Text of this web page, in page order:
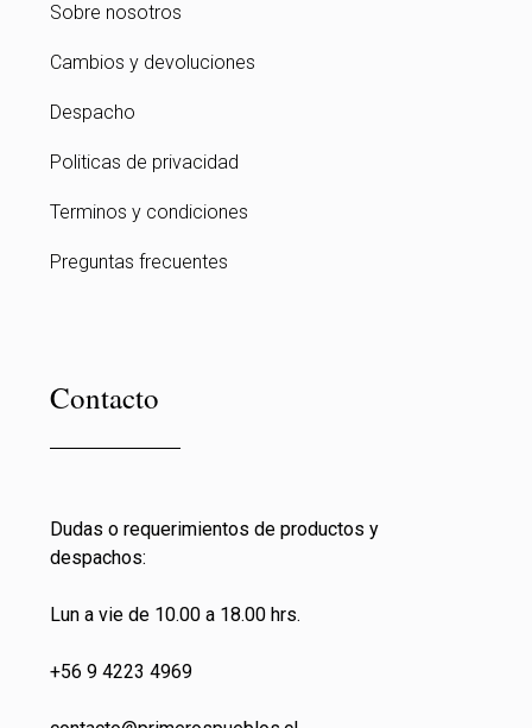
Sobre nosotros
Cambios y devoluciones
Despacho
Politicas de privacidad
Terminos y condiciones
Preguntas frecuentes
Contacto
Dudas o requerimientos de productos y
despachos:
Lun a vie de 10.00 a 18.00 hrs.
+56 9 4223 4969